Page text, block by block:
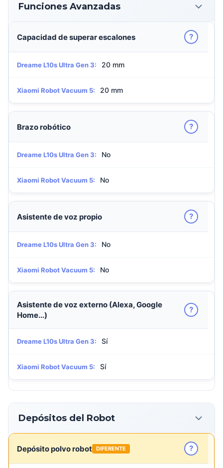
Funciones Avanzadas
Capacidad de superar escalones ?
Dreame L10s Ultra Gen 3: 20 mm
Xiaomi Robot Vacuum 5: 20 mm
Brazo robótico ?
Dreame L10s Ultra Gen 3: No
Xiaomi Robot Vacuum 5: No
Asistente de voz propio ?
Dreame L10s Ultra Gen 3: No
Xiaomi Robot Vacuum 5: No
Asistente de voz externo (Alexa, Google
Home...)
?
Dreame L10s Ultra Gen 3: Sí
Xiaomi Robot Vacuum 5: Sí
Depósitos del Robot
Depósito polvo robot DIFERENTE ?